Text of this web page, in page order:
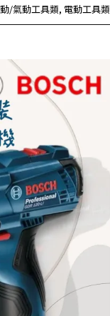
/氣動工具類, 電動工具類